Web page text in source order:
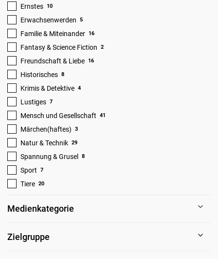
Ernstes 10
Erwachsenwerden 5
Familie & Miteinander 16
Fantasy & Science Fiction 2
Freundschaft & Liebe 16
Historisches 8
Krimis & Detektive 4
Lustiges 7
Mensch und Gesellschaft 41
Märchen(haftes) 3
Natur & Technik 29
Spannung & Grusel 8
Sport 7
Tiere 20
Medienkategorie
Zielgruppe